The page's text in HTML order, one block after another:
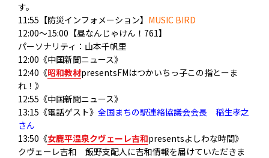
す。
11:55【防災インフォメーション】 MUSIC BIRD
12:00～15:00【昼なんじゃけん！761】
パーソナリティ：山本千帆里
12:00《中国新聞ニュース》
12:40《昭和教材presentsFMはつかいちっ子この指とーま
れ！》
12:55《中国新聞ニュース》
13:15《電話ゲスト》 全国まちの駅連絡協議会会長 稲生孝之
さん
13:50《女鹿平温泉クヴェーレ吉和presentsよしわな時間》
クヴェーレ吉和 飯野支配人に吉和情報を届けていただきま